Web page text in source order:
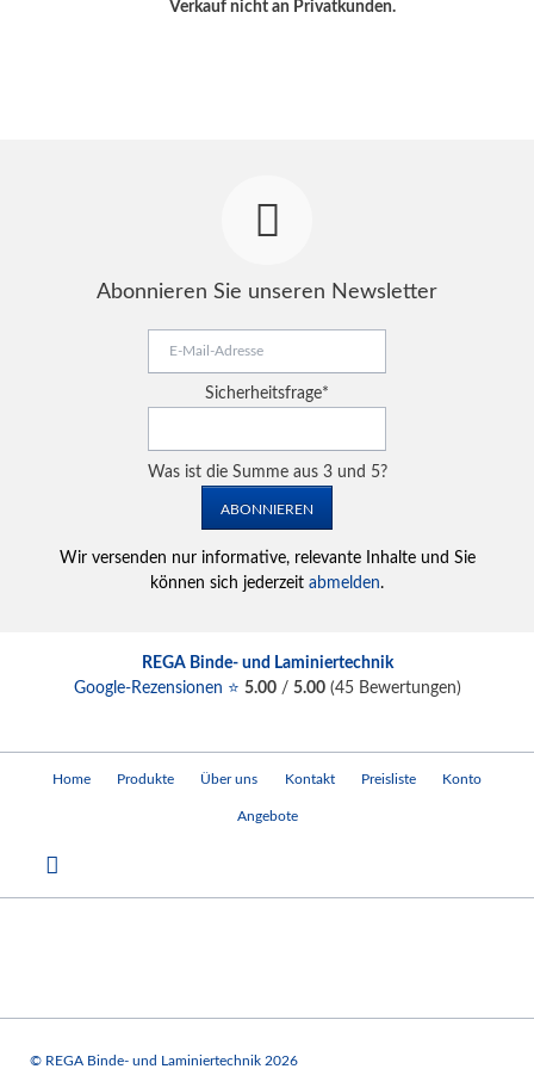
Verkauf nicht an Privatkunden.
Abonnieren Sie unseren Newsletter
Adresse
Pflichtfeld
Sicherheitsfrage*
Was ist die Summe aus 3 und 5?
ABONNIEREN
Wir versenden nur informative, relevante Inhalte und Sie
können sich jederzeit abmelden.
Home Produkte Über uns Kontakt Preisliste Konto
Angebote
REGA Binde- und Laminiertechnik
Google-Rezensionen ⭐ 5.00/ 5.00(45Bewertungen)
© REGA Binde- und Laminiertechnik 2026